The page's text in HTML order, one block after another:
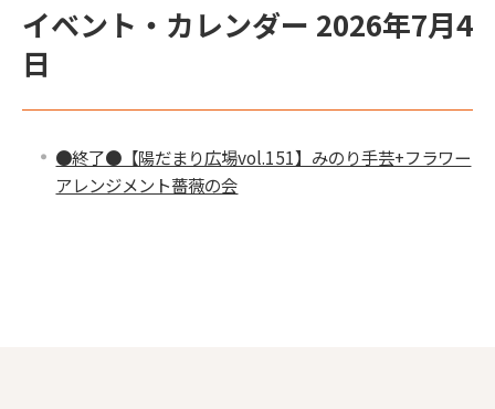
イベント・カレンダー 2026年7月4
日
●終了●【陽だまり広場vol.151】みのり手芸+フラワー
アレンジメント薔薇の会